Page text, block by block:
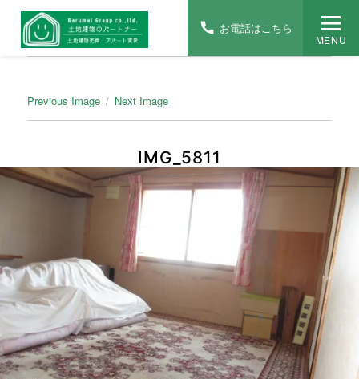
MENU
Previous Image Next Image
IMG_5811
お電話はこちら